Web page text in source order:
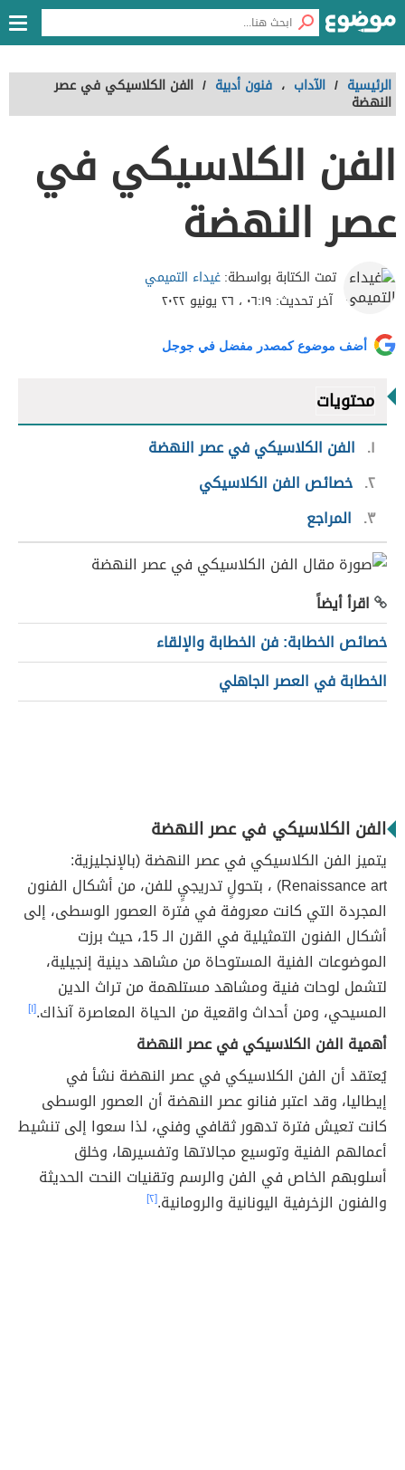
الرئيسية / الآداب ، فنون أدبية / الفن الكلاسيكي في عصر
النهضة
الفن الكلاسيكي في
عصر النهضة
تمت الكتابة بواسطة:غيداء التميمي
آخر تحديث: ٠٦:١٩ ، ٢٦ يونيو ٢٠٢٢
أضف موضوع كمصدر مفضل في جوجل
محتويات
١
الفن الكلاسيكي في عصر النهضة
٢ خصائص الفن الكلاسيكي
٣
المراجع
اقرأ أيضاً
خصائص الخطابة: فن الخطابة والإلقاء
الخطابة في العصر الجاهلي
الفن الكلاسيكي في عصر النهضة
يتميز الفن الكلاسيكي في عصر النهضة (بالإنجليزية:
Renaissance art) ، بتحولٍ تدريجيٍ للفن، من أشكال الفنون
المجردة التي كانت معروفة في فترة العصور الوسطى، إلى
أشكال الفنون التمثيلية في القرن الـ 15، حيث برزت
الموضوعات الفنية المستوحاة من مشاهد دينية إنجيلية،
لتشمل لوحات فنية ومشاهد مستلهمة من تراث الدين
المسيحي، ومن أحداث واقعية من الحياة المعاصرة آنذاك.[١]
أهمية الفن الكلاسيكي في عصر النهضة
يُعتقد أن الفن الكلاسيكي في عصر النهضة نشأ في
إيطاليا، وقد اعتبر فنانو عصر النهضة أن العصور الوسطى
كانت تعيش فترة تدهور ثقافي وفني، لذا سعوا إلى تنشيط
أعمالهم الفنية وتوسيع مجالاتها وتفسيرها، وخلق
أسلوبهم الخاص في الفن والرسم وتقنيات النحت الحديثة
والفنون الزخرفية اليونانية والرومانية.[٢]